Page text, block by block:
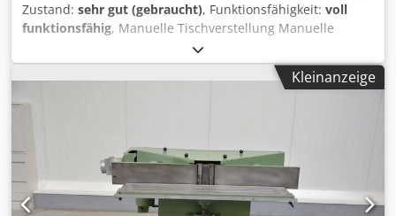
Zustand: sehr gut (gebraucht), Funktionsfähigkeit: voll
funktionsfähig, Manuelle Tischverstellung Manuelle
Bandwinkelverstellung Bandbreite 15 cm Tischbreite 45
cm Csdpfx Aoy N N Ntsb Ssrf Tischlänge 92 cm
Vorschubgeschwindigkeit 3,7/22 m/min. Motorleistung 2,2
kW 400 V Baujahr 2002
Kleinanzeige